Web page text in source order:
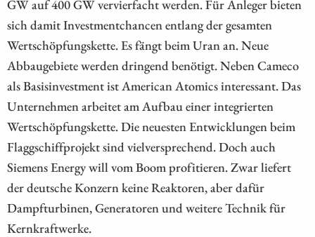
GW auf 400 GW vervierfacht werden. Für Anleger bieten
sich damit Investmentchancen entlang der gesamten
Wertschöpfungskette. Es fängt beim Uran an. Neue
Abbaugebiete werden dringend benötigt. Neben Cameco
als Basisinvestment ist American Atomics interessant. Das
Unternehmen arbeitet am Aufbau einer integrierten
Wertschöpfungskette. Die neuesten Entwicklungen beim
Flaggschiffprojekt sind vielversprechend. Doch auch
Siemens Energy will vom Boom profitieren. Zwar liefert
der deutsche Konzern keine Reaktoren, aber dafür
Dampfturbinen, Generatoren und weitere Technik für
Kernkraftwerke.